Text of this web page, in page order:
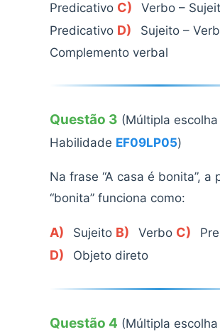
Predicativo C)
Verbo –
Predicativo D)
Sujeito –
Complemento verbal
Questão 3 (Múltipla escolha
Habilidade EF09LP05)
Na frase “A casa é bonita”, a
“bonita” funciona como:
A) Sujeito B) Verbo C)
D) Objeto direto
Questão 4 (Múltipla escolha